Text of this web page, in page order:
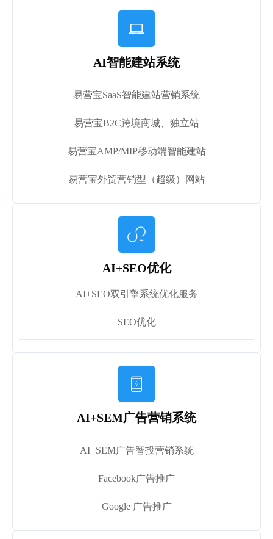

AI智能建站系统
易营宝SaaS智能建站营销系统
易营宝B2C跨境商城、独立站
易营宝AMP/MIP移动端智能建站
易营宝外贸营销型（超级）网站
AI+SEO优化
AI+SEO双引擎系统优化服务
SEO优化

AI+SEM广告营销系统
AI+SEM广告智投营销系统
Facebook广告推广
Google 广告推广